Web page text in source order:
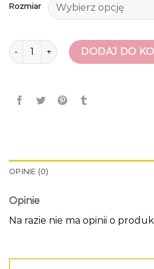
Rozmiar
ilość sneakersy karl lagerfeld
DODAJ DO
OPINIE (0)
Opinie
Na razie nie ma opinii o